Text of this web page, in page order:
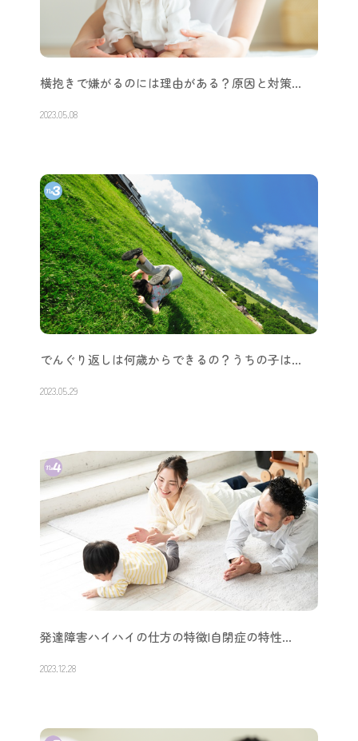
横抱きで嫌がるのには理由がある？原因と対策…
2023.05.08
でんぐり返しは何歳からできるの？うちの子は…
2023.05.29
発達障害ハイハイの仕方の特徴|自閉症の特性…
2023.12.28